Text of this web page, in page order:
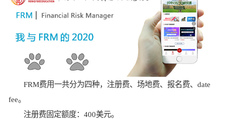
FRM费用一共分为四种，注册费、场地费、报名费、date
fee。
注册费固定额度：400美元。